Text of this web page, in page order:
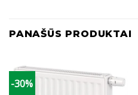
PANAŠŪS PRODUKTAI
-30%